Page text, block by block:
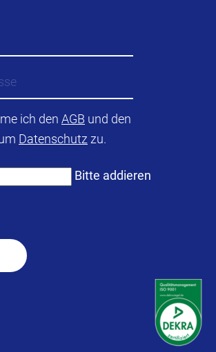
ich den AGB und den
Datenschutz zu.
Bitte addieren